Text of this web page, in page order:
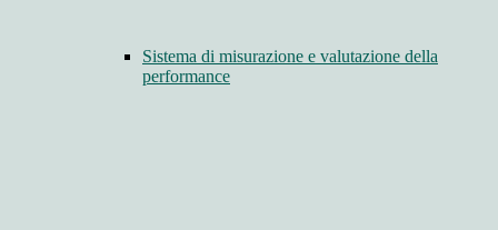
Sistema di misurazione e valutazione della
performance